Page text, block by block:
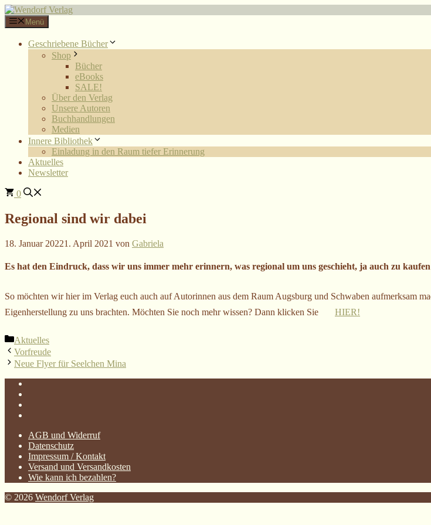
Zum
Inhalt
springen
Menü
Geschriebene Bücher
Shop
Bücher
eBooks
SALE!
Über den Verlag
Unsere Autoren
Buchhandlungen
Medien
Innere Bibliothek
Einladung in den Raum tiefer Erinnerung
Aktuelles
Newsletter
0
Regional sind wir dabei
18. Januar 20221. April 2021 von Gabriela
Es hat den Eindruck, dass wir uns immer mehr erinnern, was regional um uns geschieht, ja auch zu
So möchten wir hier im Verlag euch auch auf Autorinnen aus dem Raum Augsburg und Schwaben aufmerksam
Eigenherstellung zu uns brachten. Möchten Sie noch mehr wissen? Dann klicken Sie HIER!
Kategorien
Aktuelles
Vorfreude
Neue Flyer für Seelchen Mina
AGB und Widerruf
Datenschutz
Impressum / Kontakt
Versand und Versandkosten
Wie kann ich bezahlen?
© 2026 Wendorf Verlag